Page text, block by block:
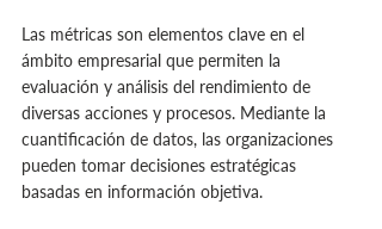
Las métricas son elementos clave en el
ámbito empresarial que permiten la
evaluación y análisis del rendimiento de
diversas acciones y procesos. Mediante la
cuantificación de datos, las organizaciones
pueden tomar decisiones estratégicas
basadas en información objetiva.